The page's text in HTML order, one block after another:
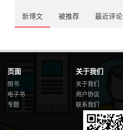
新博文 被推荐 最近评论
页面
图书
电子书
专题
关于我们
关于我们
用户协议
联系我们